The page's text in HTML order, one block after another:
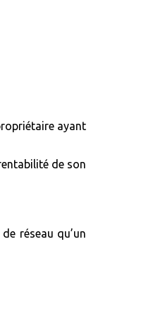
ayant
de son
réseau qu’un